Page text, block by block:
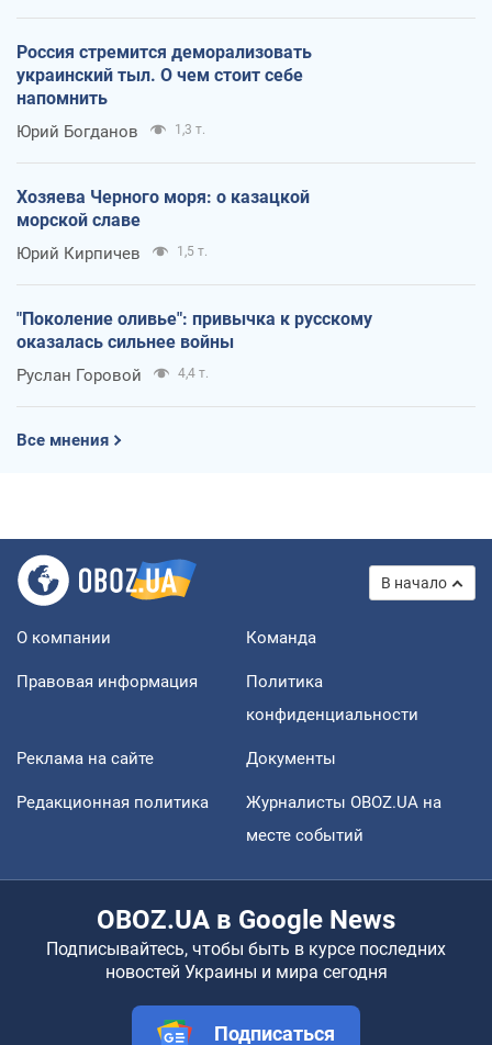
Россия стремится деморализовать
украинский тыл. О чем стоит себе
напомнить
Юрий Богданов 1,3 т.
Хозяева Черного моря: о казацкой
морской славе
Юрий Кирпичев 1,5 т.
"Поколение оливье": привычка к русскому
оказалась сильнее войны
Руслан Горовой 4,4 т.
Все мнения
В начало
О компании Команда
Правовая информация
Политика
конфиденциальности
Реклама на сайте Документы
Редакционная политика
Журналисты OBOZ.UA на
месте событий
OBOZ.UA в Google News
Подписывайтесь, чтобы быть в курсе последних
новостей Украины и мира сегодня
Подписаться